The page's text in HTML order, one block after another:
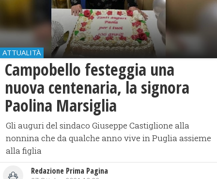
ATTUALITÀ
Campobello festeggia una
nuova centenaria, la signora
Paolina Marsiglia
Gli auguri del sindaco Giuseppe Castiglione alla
nonnina che da qualche anno vive in Puglia assieme
alla figlia
Redazione Prima Pagina